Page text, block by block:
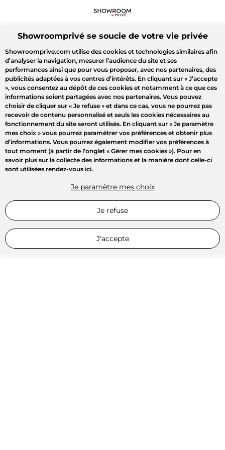
Showroomprivé se soucie de votre vie privée
Showroomprive.com utilise des cookies et technologies similaires afin
d’analyser la navigation, mesurer l’audience du site et ses
performances ainsi que pour vous proposer, avec nos partenaires, des
publicités adaptées à vos centres d’intérêts. En cliquant sur « J’accepte
», vous consentez au dépôt de ces cookies et notamment à ce que ces
informations soient partagées avec nos partenaires. Vous pouvez
choisir de cliquer sur « Je refuse » et dans ce cas, vous ne pourrez pas
recevoir de contenu personnalisé et seuls les cookies nécessaires au
fonctionnement du site seront utilisés. En cliquant sur « Je paramètre
mes choix » vous pourrez paramétrer vos préférences et obtenir plus
d’informations. Vous pourrez également modifier vos préférences à
tout moment (à partir de l’onglet « Gérer mes cookies »). Pour en
savoir plus sur la collecte des informations et la manière dont celle-ci
sont utilisées rendez-vous ici.
Je paramètre mes choix
Je refuse
J'accepte